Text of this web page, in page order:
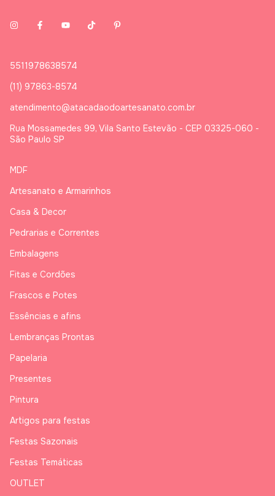
5511978638574
(11) 97863-8574
atendimento@atacadaodoartesanato.com.br
Rua Mossamedes 99, Vila Santo Estevão - CEP 03325-060 -
São Paulo SP
MDF
Artesanato e Armarinhos
Casa & Decor
Pedrarias e Correntes
Embalagens
Fitas e Cordões
Frascos e Potes
Essências e afins
Lembranças Prontas
Papelaria
Presentes
Pintura
Artigos para festas
Festas Sazonais
Festas Temáticas
OUTLET